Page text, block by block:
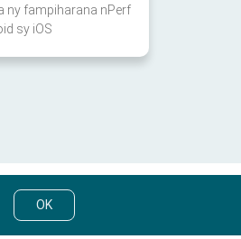
ny fampiharana nPerf
sy iOS
OK